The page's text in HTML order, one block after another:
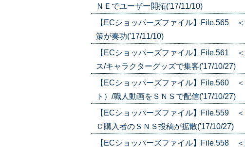
ＮＥでユーザー開拓('17/11/10)
【ECショッパーズファイル】File.565
策が奏功('17/11/10)
【ECショッパーズファイル】File.561
ス/キャラクターグッズで集客('17/10/27)
【ECショッパーズファイル】File.560
ト）/職人動画をＳＮＳで配信('17/10/27)
【ECショッパーズファイル】File.559
Ｃ購入者のＳＮＳ投稿が拡散('17/10/27)
【ECショッパーズファイル】File.558